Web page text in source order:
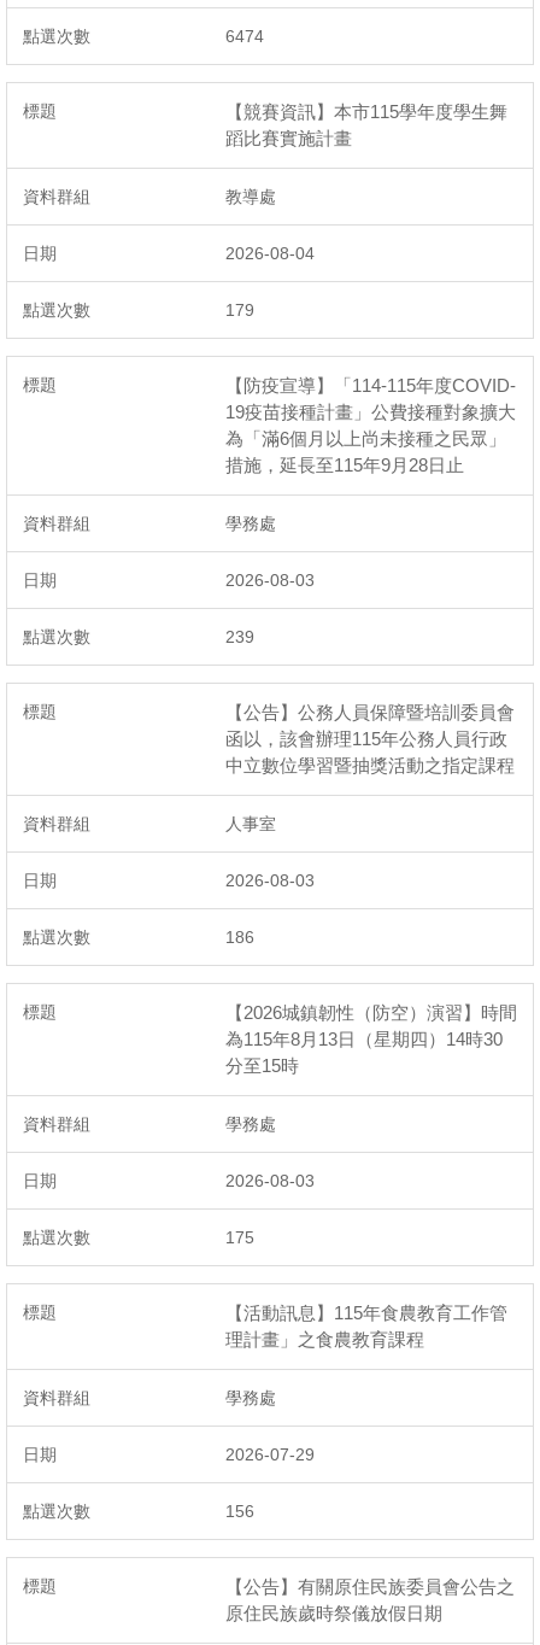
6474
【競賽資訊】本市115學年度學生舞
蹈比賽實施計畫
教導處
2026-08-04
179
【防疫宣導】「114-115年度COVID-
19疫苗接種計畫」公費接種對象擴大
為「滿6個月以上尚未接種之民眾」
措施，延長至115年9月28日止
學務處
2026-08-03
239
【公告】公務人員保障暨培訓委員會
函以，該會辦理115年公務人員行政
中立數位學習暨抽獎活動之指定課程
人事室
2026-08-03
186
【2026城鎮韌性（防空）演習】時間
為115年8月13日（星期四）14時30
分至15時
學務處
2026-08-03
175
【活動訊息】115年食農教育工作管
理計畫」之食農教育課程
學務處
2026-07-29
156
【公告】有關原住民族委員會公告之
原住民族歲時祭儀放假日期